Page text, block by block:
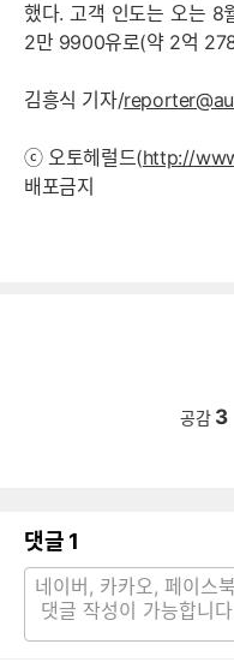
했다. 고객 인도는 오는 8
2만 9900유로(약 2억
김흥식 기자/
ⓒ 오토헤럴드(http://
배포금지
공감 3
댓글 1